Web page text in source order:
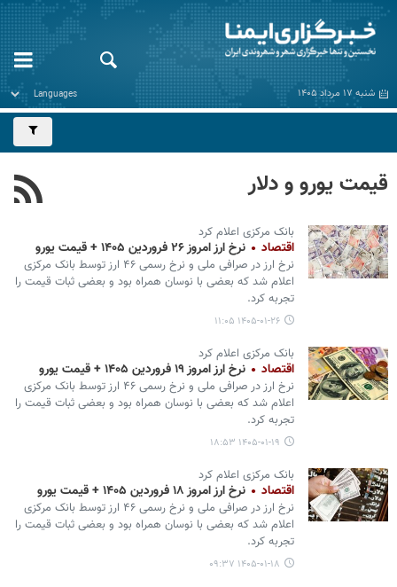
شنبه ۱۷ مرداد ۱۴۰۵
قیمت یورو و دلار
بانک مرکزی اعلام کرد
اقتصاد نرخ ارز امروز ۲۶ فروردین ۱۴۰۵ + قیمت یورو
نرخ ارز در صرافی ملی و نرخ رسمی ۴۶ ارز توسط بانک مرکزی
اعلام شد که بعضی با نوسان همراه بود و بعضی ثبات قیمت را
تجربه کرد.
۱۴۰۵-۰۱-۲۶ ۱۱:۰۵
بانک مرکزی اعلام کرد
اقتصاد نرخ ارز امروز ۱۹ فروردین ۱۴۰۵ + قیمت یورو
نرخ ارز در صرافی ملی و نرخ رسمی ۴۶ ارز توسط بانک مرکزی
اعلام شد که بعضی با نوسان همراه بود و بعضی ثبات قیمت را
تجربه کرد.
۱۴۰۵-۰۱-۱۹ ۱۸:۵۳
بانک مرکزی اعلام کرد
اقتصاد نرخ ارز امروز ۱۸ فروردین ۱۴۰۵ + قیمت یورو
نرخ ارز در صرافی ملی و نرخ رسمی ۴۶ ارز توسط بانک مرکزی
اعلام شد که بعضی با نوسان همراه بود و بعضی ثبات قیمت را
تجربه کرد.
۱۴۰۵-۰۱-۱۸ ۰۹:۳۷